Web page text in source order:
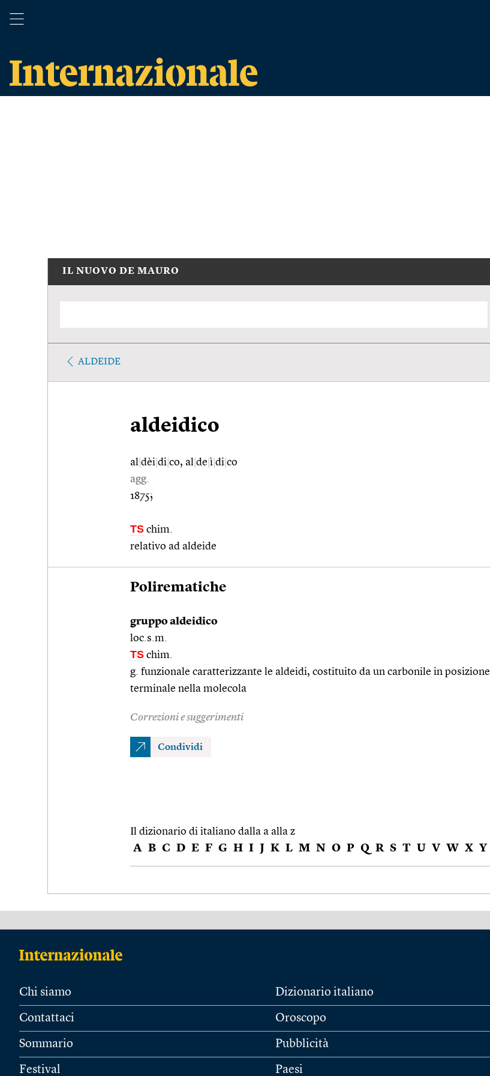
IL NUOVO DE MAURO
ALDEIDE
aldeidico
al dèi di co, al de ì di co
agg.
1875;
TS chim.
relativo ad aldeide
Polirematiche
gruppo aldeidico
loc.s.m.
TS chim.
g. funzionale caratterizzante le aldeidi, costituito da un carbonile in posizione
terminale nella molecola
Correzioni e suggerimenti
Condividi
Il dizionario di italiano dalla a alla z
A B C D E F G H I J K L M N O P Q R S T U V W X Y
Chi siamo
Contattaci
Sommario
Festival
Dizionario italiano
Oroscopo
Pubblicità
Paesi